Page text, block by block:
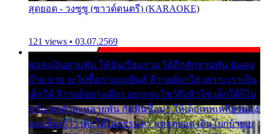
สุดยอด - วงซูซู (ซาวด์ดนตรี) (KARAOKE)
121 views • 03.07.2569
พ่อส่งเงินสามพัน ให้ฉันเรียนราม ได้อีกสักสามพัน ฉันคง
บ๊าย บาย จะไปซื้อกางเกงยีนส์ ลีวายส์มาใส่ เพราะเราเป็น
เด็กใต้ ลีวายส์อย่างเดียว อยากจะโชว์ถึงหิวโซ เด็กใต้ก็ไม่
หวั่น ตกตัวละหลายพัน กัดฟันซื้อมา ให้เด็กเทพเหลียวมอง
และต้องรู้ว่า เด็กใต้ไม่ธรรมดา แต่สุดยอด เดินโยกย้ายเย